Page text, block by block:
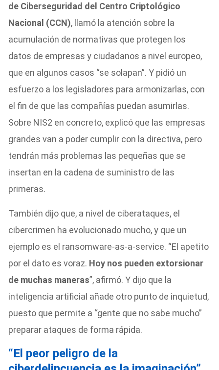
de Ciberseguridad del Centro Criptológico
Nacional (CCN), llamó la atención sobre la
acumulación de normativas que protegen los
datos de empresas y ciudadanos a nivel europeo,
que en algunos casos “se solapan”. Y pidió un
esfuerzo a los legisladores para armonizarlas, con
el fin de que las compañías puedan asumirlas.
Sobre NIS2 en concreto, explicó que las empresas
grandes van a poder cumplir con la directiva, pero
tendrán más problemas las pequeñas que se
insertan en la cadena de suministro de las
primeras.
También dijo que, a nivel de ciberataques, el
cibercrimen ha evolucionado mucho, y que un
ejemplo es el ransomware-as-a-service. “El apetito
por el dato es voraz. Hoy nos pueden extorsionar
de muchas maneras”, afirmó. Y dijo que la
inteligencia artificial añade otro punto de inquietud,
puesto que permite a “gente que no sabe mucho”
preparar ataques de forma rápida.
“El peor peligro de la